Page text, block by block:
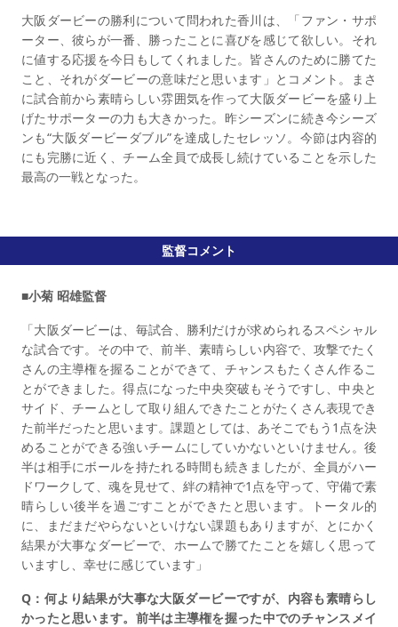
大阪ダービーの勝利について問われた香川は、「ファン・サポ
ーター、彼らが一番、勝ったことに喜びを感じて欲しい。それ
に値する応援を今日もしてくれました。皆さんのために勝てた
こと、それがダービーの意味だと思います」とコメント。まさ
に試合前から素晴らしい雰囲気を作って大阪ダービーを盛り上
げたサポーターの力も大きかった。昨シーズンに続き今シーズ
ンも“大阪ダービーダブル”を達成したセレッソ。今節は内容的
にも完勝に近く、チーム全員で成長し続けていることを示した
最高の一戦となった。
監督コメント
■小菊 昭雄監督
「大阪ダービーは、毎試合、勝利だけが求められるスペシャル
な試合です。その中で、前半、素晴らしい内容で、攻撃でたく
さんの主導権を握ることができて、チャンスもたくさん作るこ
とができました。得点になった中央突破もそうですし、中央と
サイド、チームとして取り組んできたことがたくさん表現でき
た前半だったと思います。課題としては、あそこでもう1点を決
めることができる強いチームにしていかないといけません。後
半は相手にボールを持たれる時間も続きましたが、全員がハー
ドワークして、魂を見せて、絆の精神で1点を守って、守備で素
晴らしい後半を過ごすことができたと思います。トータル的
に、まだまだやらないといけない課題もありますが、とにかく
結果が大事なダービーで、ホームで勝てたことを嬉しく思って
いますし、幸せに感じています」
Q：何より結果が大事な大阪ダービーですが、内容も素晴らし
かったと思います。前半は主導権を握った中でのチャンスメイ